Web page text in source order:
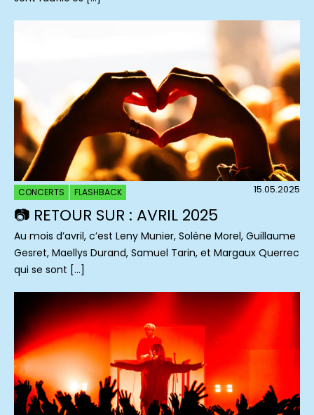
CONCERTS FLASHBACK 15.05.2025
📷 RETOUR SUR : AVRIL 2025
Au mois d’avril, c’est Leny Munier, Solène Morel, Guillaume
Gesret, Maellys Durand, Samuel Tarin, et Margaux Querrec
qui se sont […]